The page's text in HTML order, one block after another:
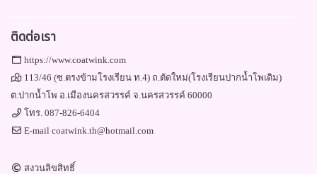
ติดต่อเรา
https://www.coatwink.com
113/46 (ซ.ตรงข้ามโรงเรียน ท.4) ถ.ตัดใหม่(โรงเรียนปากน้ำโพเดิม)
ต.ปากน้ำโพ อ.เมืองนครสวรรค์ จ.นครสวรรค์ 60000
โทร.087-826-6404
E-mailcoatwink.th@hotmail.com
สงวนลิขสิทธิ์